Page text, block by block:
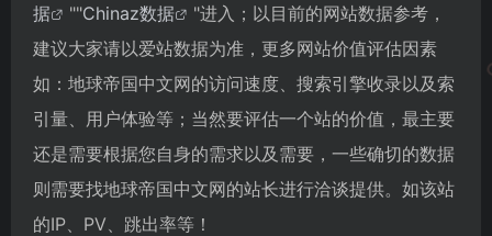
据
""Chinaz数据
"进入；以目前的网站数据参考，
建议大家请以爱站数据为准，更多网站价值评估因素
如：地球帝国中文网的访问速度、搜索引擎收录以及索
引量、用户体验等；当然要评估一个站的价值，最主要
还是需要根据您自身的需求以及需要，一些确切的数据
则需要找地球帝国中文网的站长进行洽谈提供。如该站
的IP、PV、跳出率等！